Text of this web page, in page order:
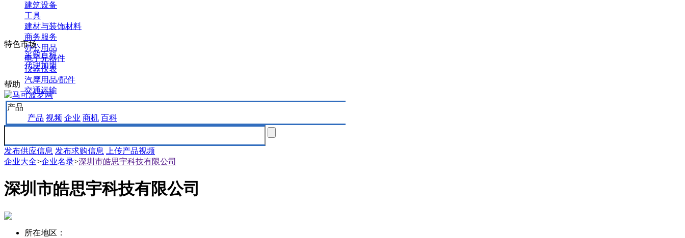
建筑设备
工具
建材与装饰材料
商务服务
办公用品
电子元器件
仪器仪表
汽摩用品/配件
交通运输
特色市场
采购百科
代理加盟
帮助
产品
产品 视频 企业 商机 百科
发布供应信息 发布求购信息
上传产品视频
企业大全>企业名录>深圳市皓思宇科技有限公司
深圳市皓思宇科技有限公司
所在地区：